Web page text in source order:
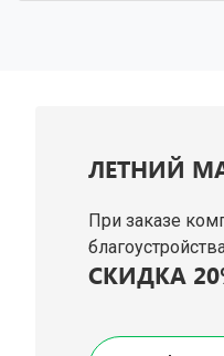
ЛЕТНИЙ
При заказе
СКИДКА